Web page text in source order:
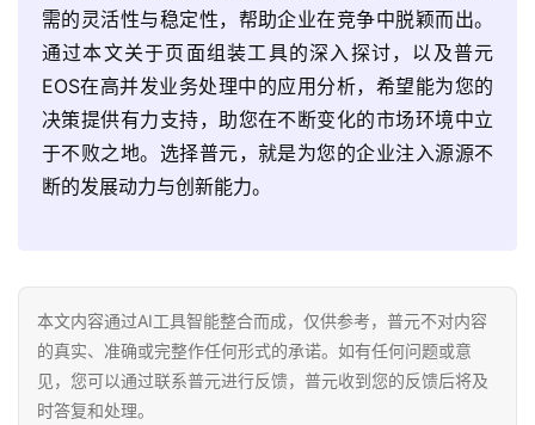
需的灵活性与稳定性，帮助企业在竞争中脱颖而出。
通过本文关于页面组装工具的深入探讨，以及普元
EOS在高并发业务处理中的应用分析，希望能为您的
决策提供有力支持，助您在不断变化的市场环境中立
于不败之地。选择普元，就是为您的企业注入源源不
断的发展动力与创新能力。
本文内容通过AI工具智能整合而成，仅供参考，普元不对内容
的真实、准确或完整作任何形式的承诺。如有任何问题或意
见，您可以通过联系普元进行反馈，普元收到您的反馈后将及
时答复和处理。